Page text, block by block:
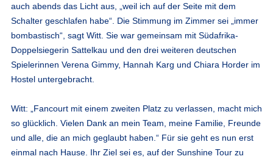
auch abends das Licht aus, „weil ich auf der Seite mit dem
Schalter geschlafen habe“. Die Stimmung im Zimmer sei „immer
bombastisch“, sagt Witt. Sie war gemeinsam mit Südafrika-
Doppelsiegerin Sattelkau und den drei weiteren deutschen
Spielerinnen Verena Gimmy, Hannah Karg und Chiara Horder im
Hostel untergebracht.
Witt: „Fancourt mit einem zweiten Platz zu verlassen, macht mich
so glücklich. Vielen Dank an mein Team, meine Familie, Freunde
und alle, die an mich geglaubt haben.“ Für sie geht es nun erst
einmal nach Hause. Ihr Ziel sei es, auf der Sunshine Tour zu